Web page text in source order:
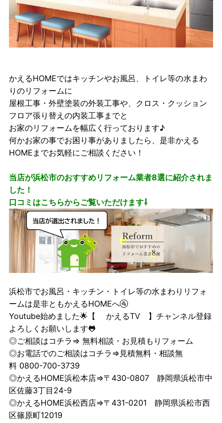
かえるHOMEではキッチンやお風呂、トイレ等の水まわ
りのリフォームに
屋根工事・外壁塗装の外装工事や、クロス・クッション
フロア張り替えの内装工事までと
お家のリフォームを幅広く行っております♪
何かお家の事でお困り事がありましたら、是非かえる
HOMEまでお気軽にご相談ください！
当店が浜松市のおすすめリフォーム業者8選に紹介されま
した！
口コミはこちらからご覧いただけます⇩
浜松市でお風呂・キッチン・トイレ等の水まわりリフォ
ームは是非ともかえるHOMEへ🚰
Youtube始めました🌟【 かえるTV】チャンネル登録
よろしくお願いします🐸
◎ご相談はコチラ⇒ 無料相談・お見積もりフォーム
◎お電話でのご相談はコチラ⇒見積無料・相談無
料 0800-700-3739
◎かえるHOME浜松本店⇒〒430-0807 静岡県浜松市中
区佐藤3丁目24-9
◎かえるHOME浜松西店⇒〒431-0201 静岡県浜松市西
区篠原町12019